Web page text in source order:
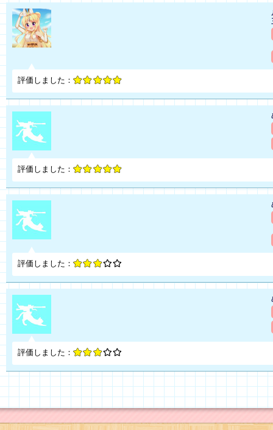
評価しました：
評価しました：
評価しました：
評価しました：